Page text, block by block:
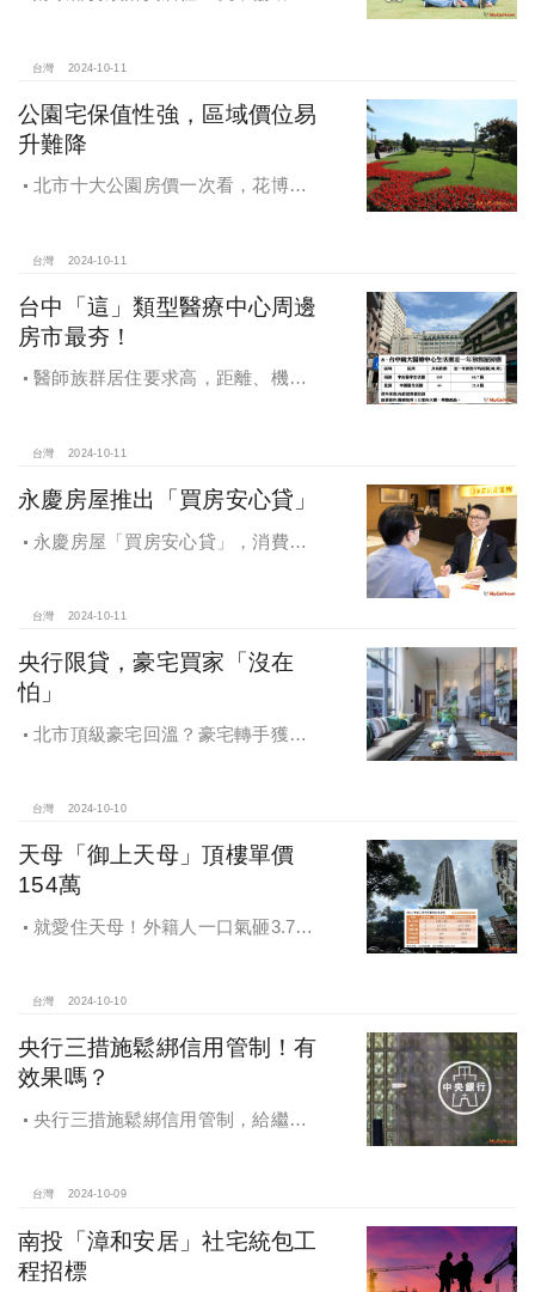
台灣 2024-10-11
公園宅保值性強，區域價位易
升難降
北市十大公園房價一次看，花博年
台灣 2024-10-11
台中「這」類型醫療中心周邊
房市最夯！
醫師族群居住要求高，距離、機能
台灣 2024-10-11
永慶房屋推出「買房安心貸」
永慶房屋「買房安心貸」，消費者
產交易安全
台灣 2024-10-11
央行限貸，豪宅買家「沒在
怕」
北市頂級豪宅回溫？豪宅轉手獲利
台灣 2024-10-10
天母「御上天母」頂樓單價
154萬
就愛住天母！外籍人一口氣砸3.78
台灣 2024-10-10
央行三措施鬆綁信用管制！有
效果嗎？
央行三措施鬆綁信用管制，給繼
台灣 2024-10-09
南投「漳和安居」社宅統包工
程招標